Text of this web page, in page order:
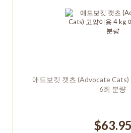
애드보킷 캣츠 (Advocate Cats)
6회 분량
$63.95